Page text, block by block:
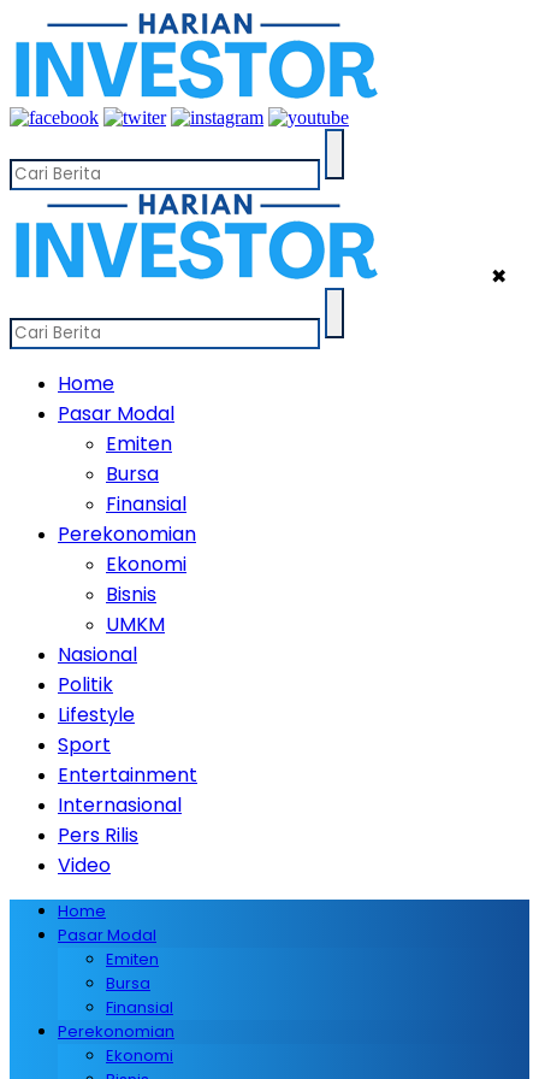
✖
Home
Pasar Modal
Emiten
Bursa
Finansial
Perekonomian
Ekonomi
Bisnis
UMKM
Nasional
Politik
Lifestyle
Sport
Entertainment
Internasional
Pers Rilis
Video
Home
Pasar Modal
Emiten
Bursa
Finansial
Perekonomian
Ekonomi